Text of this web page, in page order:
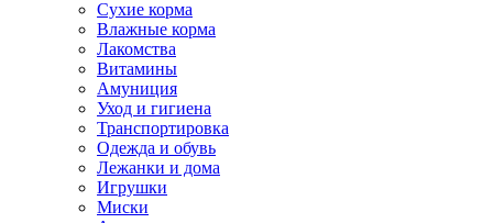
Сухие корма
Влажные корма
Лакомства
Витамины
Амуниция
Уход и гигиена
Транспортировка
Одежда и обувь
Лежанки и дома
Игрушки
Миски